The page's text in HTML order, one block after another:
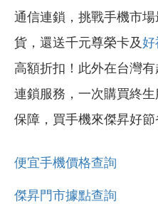
通信連鎖，挑戰手機市
貨，還送千元尊榮卡及好
高額折扣！此外在台灣有
連鎖服務，一次購買終
保障，買手機來傑昇好節
便宜手機價格查詢
傑昇門市據點查詢